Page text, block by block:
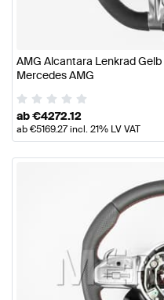
AMG Alcantara Lenkrad
Mercedes AMG
ab€4272.12
ab€5169.27incl. 21% LV VAT